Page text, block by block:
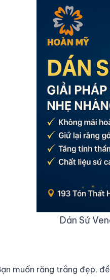
Dán Sứ
muốn răng trắng đẹp,